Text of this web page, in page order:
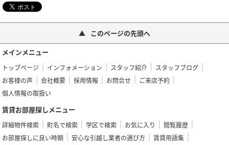
このページの先頭へ
メインメニュー
トップページ インフォメーション スタッフ紹介
スタッフブログ
お客様の声
会社概要 採用情報 お問合せ
ご来店予約
個人情報の取扱い
賃貸お部屋探しメニュー
詳細物件検索 町名で検索 学区で検索 お気に入り
閲覧履歴
お部屋探しに良い時期
安心な引越し業者の選び方
賃貸用語集